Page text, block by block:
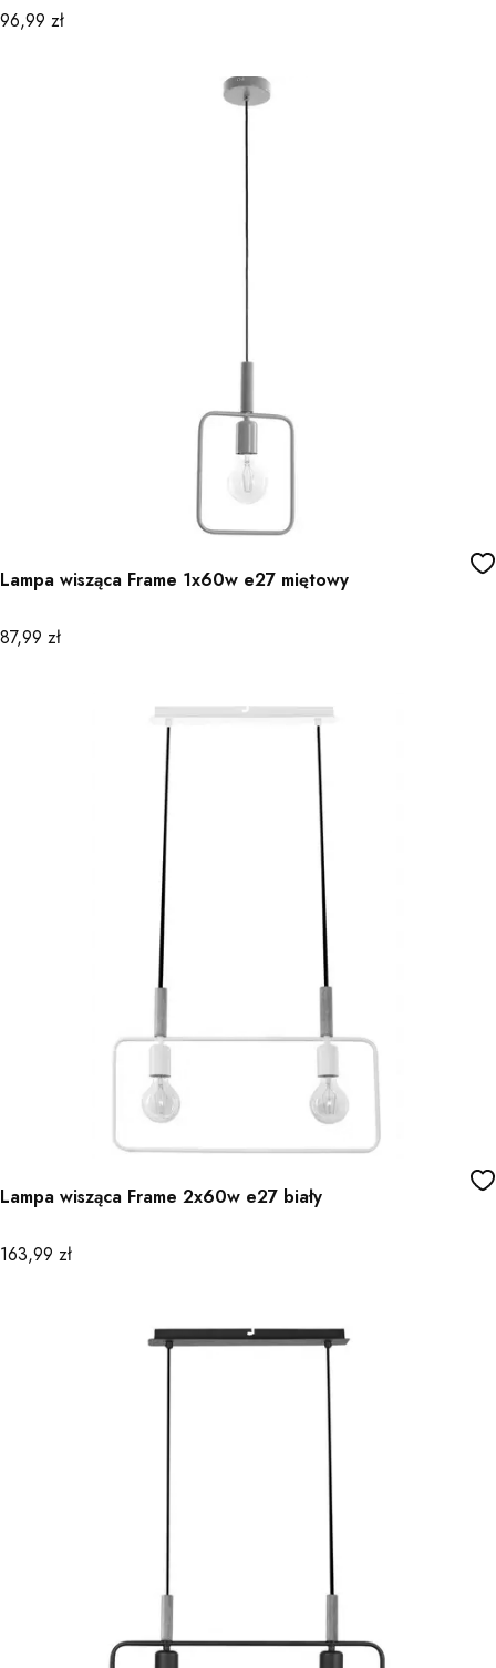
Cena
96,99 zł
Lampa wisząca Frame 1x60w e27 miętowy
Cena
87,99 zł
Lampa wisząca Frame 2x60w e27 biały
Cena
163,99 zł